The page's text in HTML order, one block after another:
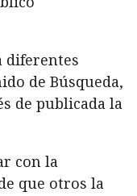
diferentes
de Búsqueda,
de publicada la
con la
que otros la